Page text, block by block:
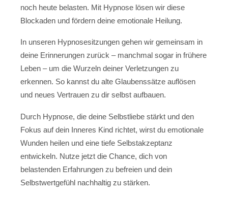
noch heute belasten. Mit Hypnose lösen wir diese
Blockaden und fördern deine emotionale Heilung.
In unseren Hypnosesitzungen gehen wir gemeinsam in
deine Erinnerungen zurück – manchmal sogar in frühere
Leben – um die Wurzeln deiner Verletzungen zu
erkennen. So kannst du alte Glaubenssätze auflösen
und neues Vertrauen zu dir selbst aufbauen.
Durch Hypnose, die deine Selbstliebe stärkt und den
Fokus auf dein Inneres Kind richtet, wirst du emotionale
Wunden heilen und eine tiefe Selbstakzeptanz
entwickeln. Nutze jetzt die Chance, dich von
belastenden Erfahrungen zu befreien und dein
Selbstwertgefühl nachhaltig zu stärken.